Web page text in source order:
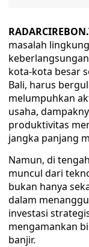
masalah
kota-kota besar
Bali, harus
melumpuhkan
usaha,
produktivitas
jangka panjang
Namun, di
muncul dari
bukan hanya
dalam
investasi
mengamankan
banjir.